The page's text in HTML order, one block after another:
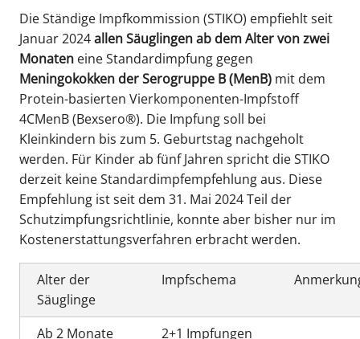
Die Ständige Impfkommission (STIKO) empfiehlt seit
Januar 2024allen Säuglingen ab dem Alter von zwei
Monaten eine Standardimpfung gegen
Meningokokken der Serogruppe B (MenB) mit dem
Protein-basierten Vierkomponenten-Impfstoff
4CMenB (Bexsero®). Die Impfung soll bei
Kleinkindern bis zum 5. Geburtstag nachgeholt
werden. Für Kinder ab fünf Jahren spricht die STIKO
derzeit keine Standardimpfempfehlung aus. Diese
Empfehlung ist seit dem 31. Mai 2024 Teil der
Schutzimpfungsrichtlinie, konnte aber bisher nur im
Kostenerstattungsverfahren erbracht werden.
Alter der
Säuglinge
Impfschema
Ab 2 Monate 2+1 Impfungen